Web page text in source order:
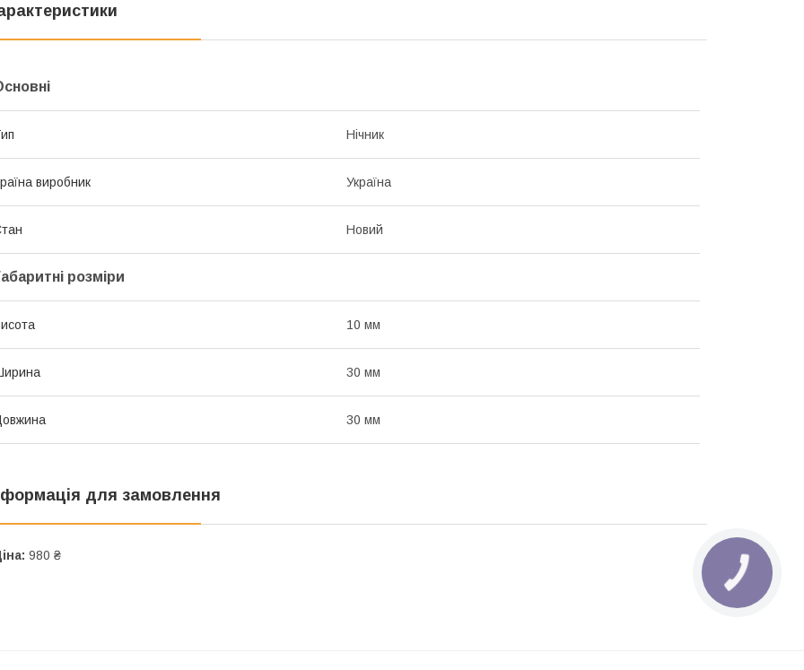
Нічник
виробник Україна
Новий
розміри
10 мм
30 мм
30 мм
для замовлення
980 ₴
КНОПКА
ЗВ'ЯЗКУ